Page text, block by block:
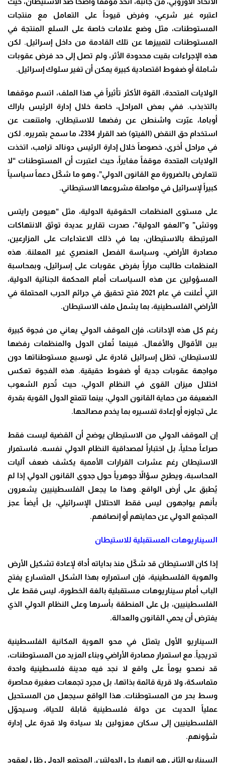
اعتبره غير شرعي، وفرض قيوداً على التعامل مع منتجات
المستوطنات، مثل وضع علامات خاصة على السلع المنتجة في
المستوطنات لتمييزها عن تلك القادمة من داخل إسرائيل. لكن
هذه الإجراءات بقيت محدودة الأثر، ولم تصل إلى حد فرض عقوبات
شاملة أو ضغوط اقتصادية كبيرة يمكن أن تغير سلوك إسرائيل.
الولايات المتحدة، القوة الأكثر تأثيراً في هذا الملف، اتسم موقفها
بالتذبذب. ففي بعض المراحل، خاصة خلال إدارة الرئيس باراك
أوباما، عبّرت واشنطن عن رفضها للاستيطان، وامتنعت عن
استخدام حق النقض (الفيتو) ضد القرار 2334، ما سمح بتمريره. لكن
في مراحل أخرى، خصوصاً خلال إدارة الرئيس دونالد ترامب، اتخذت
الولايات المتحدة موقفاً مغايراً، حيث اعتبرت أن المستوطنات “لا
تتعارض بالضرورة مع القانون الدولي”، وهو ما شكّل دعماً سياسياً
كبيراً لإسرائيل في مواصلة مشروعها الاستيطاني.
على مستوى المنظمات الحقوقية الدولية، مثل “هيومن رايتس
ووتش” و”العفو الدولية”، صدرت تقارير عديدة توثق الانتهاكات
المرتبطة بالاستيطان، بما في ذلك الاعتداءات على المزارعين،
مصادرة الأراضي، وسياسة الفصل العنصري غير المعلنة. هذه
المنظمات طالبت مراراً بفرض عقوبات على إسرائيل، وبمحاسبة
المسؤولين عن هذه السياسات أمام المحكمة الجنائية الدولية،
التي أعلنت في عام 2021 فتح تحقيق في جرائم الحرب المحتملة في
الأراضي الفلسطينية، بما يشمل ملف الاستيطان.
رغم كل هذه الإدانات، فإن الموقف الدولي يعاني من فجوة كبيرة
بين الأقوال والأفعال. فبينما تُعلن الدول والمنظمات رفضها
للاستيطان، تظل إسرائيل قادرة على توسيع مستوطناتها دون
مواجهة عقوبات جدية أو ضغوط حقيقية. هذه الفجوة تعكس
اختلال ميزان القوى في النظام الدولي، حيث تُحرم الشعوب
الضعيفة من حماية القانون الدولي، بينما تتمتع الدول القوية بقدرة
على تجاوزه أو إعادة تفسيره بما يخدم مصالحها.
إن الموقف الدولي من الاستيطان يوضح أن القضية ليست فقط
صراعاً محلياً، بل اختباراً لمصداقية النظام الدولي نفسه. فاستمرار
الاستيطان رغم عشرات القرارات الأممية يكشف ضعف آليات
المحاسبة، ويطرح سؤالاً جوهرياً حول جدوى القانون الدولي إذا لم
يُطبق على أرض الواقع. وهذا ما يجعل الفلسطينيين يشعرون
بأنهم يواجهون ليس فقط الاحتلال الإسرائيلي، بل أيضاً عجز
المجتمع الدولي عن حمايتهم أو إنصافهم.
السيناريوهات المستقبلية للاستيطان
إذا كان الاستيطان قد شكّل منذ بداياته أداة لإعادة تشكيل الأرض
والهوية الفلسطينية، فإن استمراره بهذا الشكل المتسارع يفتح
الباب أمام سيناريوهات مستقبلية بالغة الخطورة، ليس فقط على
الفلسطينيين، بل على المنطقة بأسرها وعلى النظام الدولي الذي
يفترض أن يحمي القانون والعدالة.
السيناريو الأول يتمثل في محو الهوية المكانية الفلسطينية
تدريجياً. مع استمرار مصادرة الأراضي وبناء المزيد من المستوطنات،
قد نصحو يوماً على واقع لا نجد فيه مدينة فلسطينية واحدة
متماسكة، ولا قرية قائمة بذاتها، بل مجرد تجمعات صغيرة محاصرة
وسط بحر من المستوطنات. هذا الواقع سيجعل من المستحيل
عملياً الحديث عن دولة فلسطينية قابلة للحياة، وسيحوّل
الفلسطينيين إلى سكان معزولين بلا سيادة ولا قدرة على إدارة
شؤونهم.
السيناريو الثاني هو انهيار حل الدولتين. المجتمع الدولي ظل لعقود